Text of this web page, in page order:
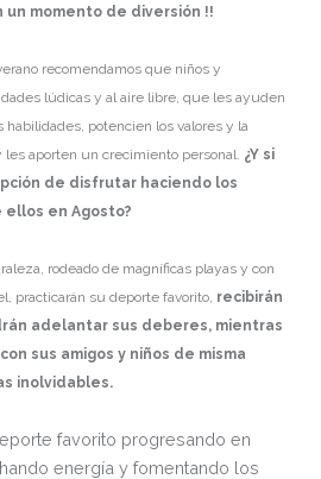
un momento de diversión !!
recomendamos que niños y
lúdicas y al aire libre, que les ayuden
habilidades, potencien los valores y la
aporten un crecimiento personal. ¿Y si
de disfrutar haciendo los
en Agosto?
rodeado de magníficas playas y con
practicarán su deporte favorito, recibirán
adelantar sus deberes, mientras
sus amigos y niños de misma
inolvidables.
favorito progresando en
energía y fomentando los